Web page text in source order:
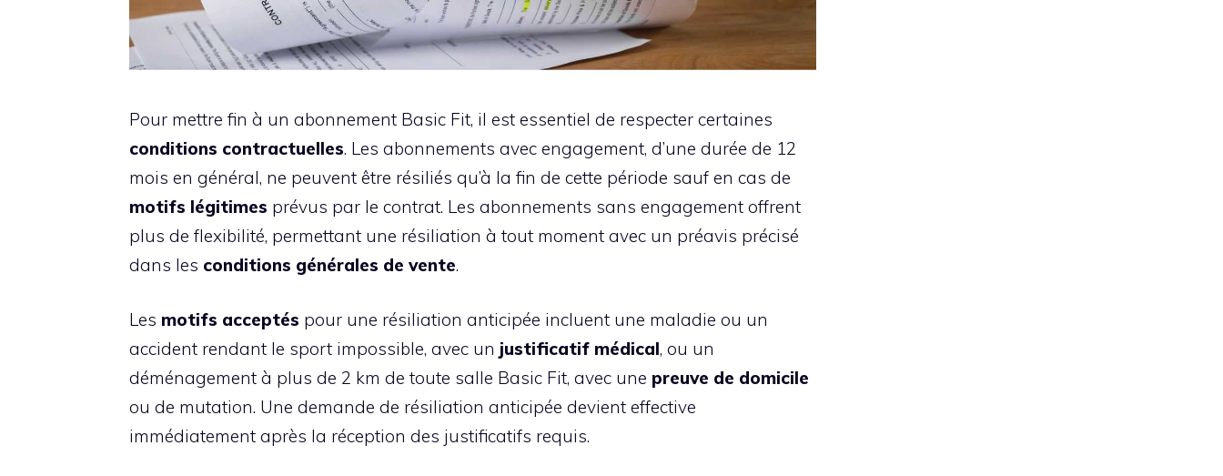
Pour mettre fin à un abonnement Basic Fit, il est essentiel de respecter certaines
conditions contractuelles. Les abonnements avec engagement, d’une durée de 12
mois en général, ne peuvent être résiliés qu’à la fin de cette période sauf en cas de
motifs légitimes prévus par le contrat. Les abonnements sans engagement offrent
plus de flexibilité, permettant une résiliation à tout moment avec un préavis précisé
dans les conditions générales de vente.
Les motifs acceptés pour une résiliation anticipée incluent une maladie ou un
accident rendant le sport impossible, avec un justificatif médical, ou un
déménagement à plus de 2 km de toute salle Basic Fit, avec une preuve de domicile
ou de mutation. Une demande de résiliation anticipée devient effective
immédiatement après la réception des justificatifs requis.